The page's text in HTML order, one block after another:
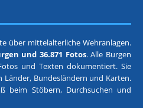
über mittelalterliche Wehranlagen.
und 36.871 Fotos. Alle Burgen
und Texten dokumentiert. Sie
Länder, Bundesländern und Karten.
beim Stöbern, Durchsuchen und